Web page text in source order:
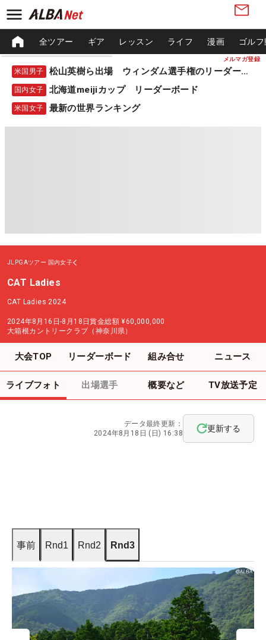
メルマガ登録
全ツアー ギア レッスン ライフ 漫画 ゴル
米国男子 松山英樹ら出場 ウィンダム選手権のリーダーボード
国内女子 北海道meijiカップ リーダーボード
米国女子 最新の世界ランキング
JLPGAツアー 国内女子
CAT Ladies
CAT Ladies 2024
2024年8月16日-8月18日賞金総額 ¥60,000,000
大箱根カントリークラブ（神奈川県）
大会TOP リーダーボード 組み合せ ニュース
ライブフォト 出場選手 概要など TV放送予定
データ最終更新：
2024年8月18日 (日) 16:38
更新する
事前 Rnd1 Rnd2 Rnd3